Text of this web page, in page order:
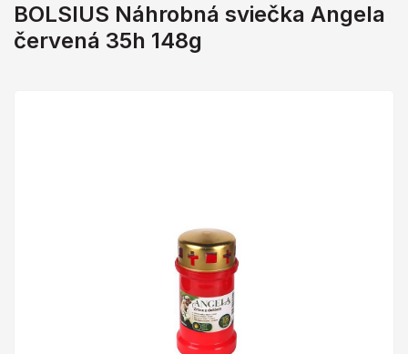
BOLSIUS Náhrobná sviečka Angela
červená 35h 148g